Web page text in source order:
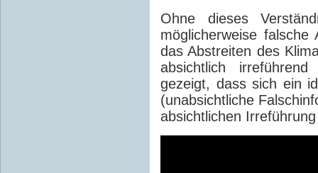
Ohne dieses
möglicherweise
das Abstreiten des
absichtlich
gezeigt, dass sich ein
(unabsichtliche
absichtlichen